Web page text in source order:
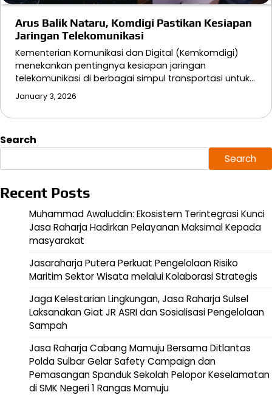
Arus Balik Nataru, Komdigi Pastikan Kesiapan
Jaringan Telekomunikasi
Kementerian Komunikasi dan Digital (Kemkomdigi)
menekankan pentingnya kesiapan jaringan
telekomunikasi di berbagai simpul transportasi untuk…
January 3, 2026
Search
Search
Recent Posts
Muhammad Awaluddin: Ekosistem Terintegrasi Kunci
Jasa Raharja Hadirkan Pelayanan Maksimal Kepada
masyarakat
Jasaraharja Putera Perkuat Pengelolaan Risiko
Maritim Sektor Wisata melalui Kolaborasi Strategis
Jaga Kelestarian Lingkungan, Jasa Raharja Sulsel
Laksanakan Giat JR ASRI dan Sosialisasi Pengelolaan
Sampah
Jasa Raharja Cabang Mamuju Bersama Ditlantas
Polda Sulbar Gelar Safety Campaign dan
Pemasangan Spanduk Sekolah Pelopor Keselamatan
di SMK Negeri 1 Rangas Mamuju